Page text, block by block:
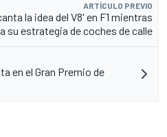
ARTÍCULO PREVIO
la idea del V8' en F1 mientras
su estrategia de coches de calle
en el Gran Premio de